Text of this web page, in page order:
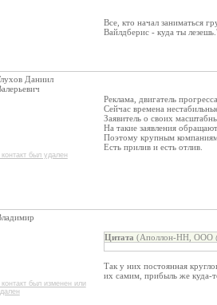
Все, кто начал заниматься
Вайлдберис - куда ты
Даниил
был удален
Реклама, двигатель
Сейчас времена
Заявитель о своих
На такие заявления
Поэтому крупным
Есть прилив и есть отлив.
был изменен или
Цитата (Аполлон-НН, ООО
Так у них постоянная
их самим, прибыль же куда-